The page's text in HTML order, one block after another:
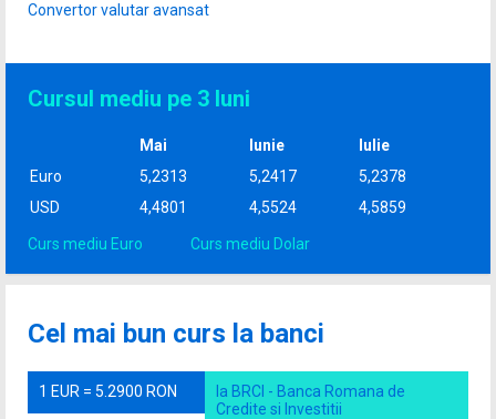
Convertor valutar avansat
Cursul mediu pe 3 luni
Mai Iunie
Iulie
Euro
5,2313 5,2417
5,2378
USD
4,4801 4,5524 4,5859
Curs mediu Euro Curs mediu Dolar
Cel mai bun curs la banci
1 EUR = 5.2900 RON
la BRCI - Banca Romana de
Credite si Investitii